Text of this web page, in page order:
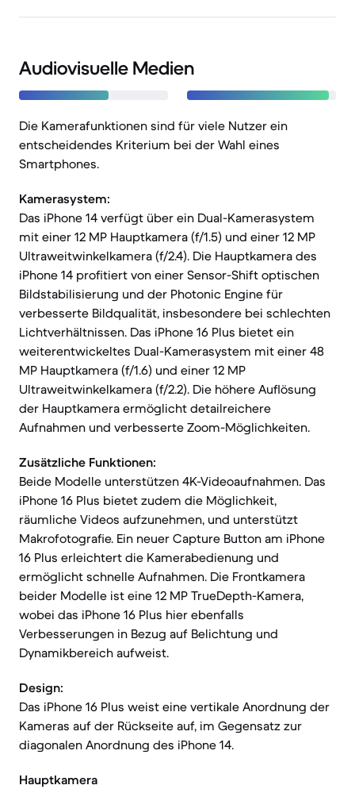
Audiovisuelle Medien
Die Kamerafunktionen sind für viele Nutzer ein
entscheidendes Kriterium bei der Wahl eines
Smartphones.
Kamerasystem:
Das iPhone 14 verfügt über ein Dual-Kamerasystem
mit einer 12 MP Hauptkamera (f/1.5) und einer 12 MP
Ultraweitwinkelkamera (f/2.4). Die Hauptkamera des
iPhone 14 profitiert von einer Sensor-Shift optischen
Bildstabilisierung und der Photonic Engine für
verbesserte Bildqualität, insbesondere bei schlechten
Lichtverhältnissen. Das iPhone 16 Plus bietet ein
weiterentwickeltes Dual-Kamerasystem mit einer 48
MP Hauptkamera (f/1.6) und einer 12 MP
Ultraweitwinkelkamera (f/2.2). Die höhere Auflösung
der Hauptkamera ermöglicht detailreichere
Aufnahmen und verbesserte Zoom-Möglichkeiten.
Zusätzliche Funktionen:
Beide Modelle unterstützen 4K-Videoaufnahmen. Das
iPhone 16 Plus bietet zudem die Möglichkeit,
räumliche Videos aufzunehmen, und unterstützt
Makrofotografie. Ein neuer Capture Button am iPhone
16 Plus erleichtert die Kamerabedienung und
ermöglicht schnelle Aufnahmen. Die Frontkamera
beider Modelle ist eine 12 MP TrueDepth-Kamera,
wobei das iPhone 16 Plus hier ebenfalls
Verbesserungen in Bezug auf Belichtung und
Dynamikbereich aufweist.
Design:
Das iPhone 16 Plus weist eine vertikale Anordnung der
Kameras auf der Rückseite auf, im Gegensatz zur
diagonalen Anordnung des iPhone 14.
Hauptkamera